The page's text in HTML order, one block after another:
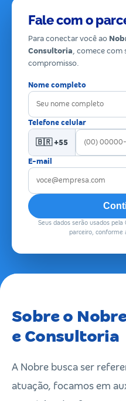
Fale com o
Para conectar você ao
Consultoria, comece com
compromisso.
Nome completo
Telefone celular
🇧🇷 +55
E-mail
Seus dados serão usados
parceiro, conforme
Sobre o
e Consultoria
A Nobre busca ser
atuação, focamos em